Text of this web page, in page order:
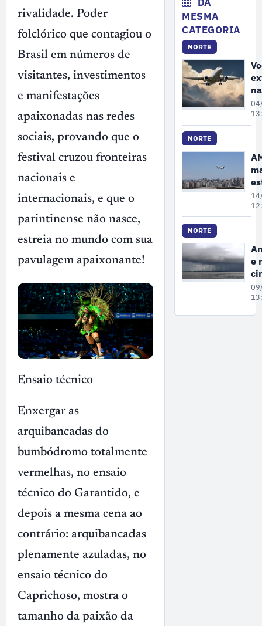
rivalidade. Poder
folclórico que contagiou o
Brasil em números de
visitantes, investimentos
e manifestações
apaixonadas nas redes
sociais, provando que o
festival cruzou fronteiras
nacionais e
internacionais, e que o
parintinense não nasce,
estreia no mundo com sua
pavulagem apaixonante!
Ensaio técnico
Enxergar as
arquibancadas do
bumbódromo totalmente
vermelhas, no ensaio
técnico do Garantido, e
depois a mesma cena ao
contrário: arquibancadas
plenamente azuladas, no
ensaio técnico do
Caprichoso, mostra o
tamanho da paixão da
MESMA
CATEGORIA
NORTE
no
NORTE
NORTE
e